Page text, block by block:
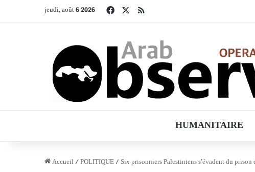
jeudi, août 6 2026 FacebookRSS
HUMANITAIRE
Accueil /POLITIQUE/Six prisonniers Palestiniens s’évadent du prison